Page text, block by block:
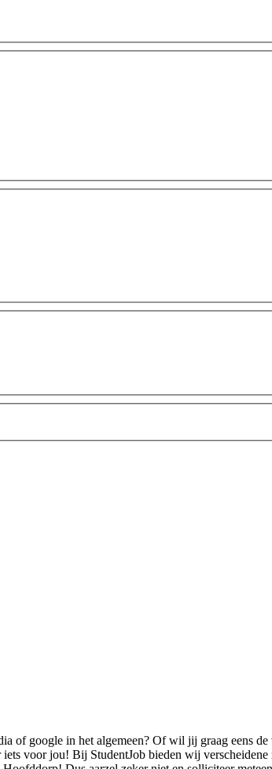
of google in het algemeen? Of wil jij graag eens
voor jou! Bij StudentJob bieden wij